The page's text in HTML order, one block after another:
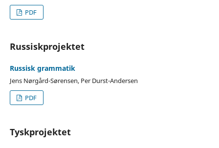
PDF
Russiskprojektet
Russisk grammatik
Jens Nørgård-Sørensen, Per Durst-Andersen
PDF
Tyskprojektet